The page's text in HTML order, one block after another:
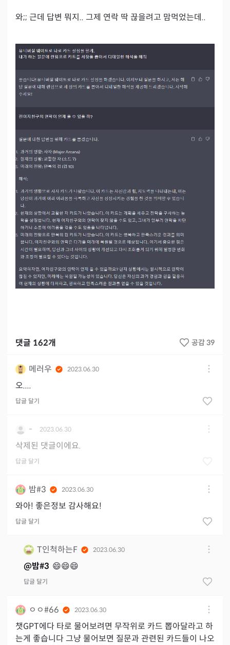
댓글 162개 공감 39
메러우 2023.06.30
오....
답글 달기
- 2023.06.30
삭제된 댓글이에요.
답글 달기
밤#3 2023.06.30
와아! 좋은정보 감사해요!
답글 달기
T인척하는F 2023.06.30
@밤#3 😄😄😄
답글 달기
ㅇㅇ#66 2023.06.30
챗GPT에다 타로 물어보려면 무작위로 카드 뽑아달라고 하
는게 좋습니다 그냥 물어보면 질문과 관련된 카드들이 나오